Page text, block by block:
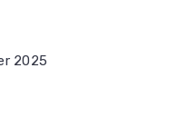
2025